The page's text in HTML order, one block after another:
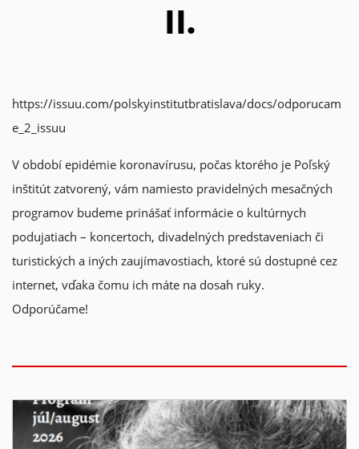
II.
https://issuu.com/polskyinstitutbratislava/docs/odporucam
e_2_issuu
V období epidémie koronavírusu, počas ktorého je Poľský
inštitút zatvorený, vám namiesto pravidelných mesačných
programov budeme prinášať informácie o kultúrnych
podujatiach – koncertoch, divadelných predstaveniach či
turistických a iných zaujímavostiach, ktoré sú dostupné cez
internet, vďaka čomu ich máte na dosah ruky.
Odporúčame!